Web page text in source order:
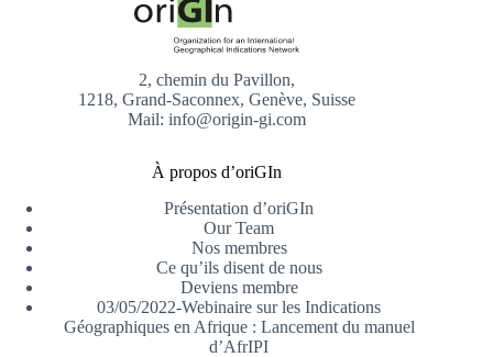
2, chemin du Pavillon,
1218, Grand-Saconnex, Genève, Suisse
Mail: info@origin-gi.com
À propos d’oriGIn
Présentation d’oriGIn
Our Team
Nos membres
Ce qu’ils disent de nous
Deviens membre
03/05/2022-Webinaire sur les Indications
Géographiques en Afrique : Lancement du manuel
d’AfrIPI